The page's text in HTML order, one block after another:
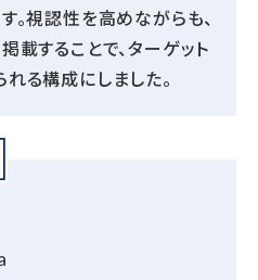
。視認性を高めながらも、
載することで、ターゲット
る構成にしました。